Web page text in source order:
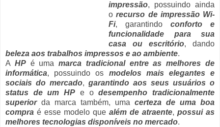
impressão, possuindo ainda
orecurso de impressão Wi-
Fi, garantindo conforto e
funcionalidade para sua
casa ou escritório, dando
beleza aos trabalhos impressos e ao ambiente.
A HPé umamarca tradicional entre as melhores de
informática, possuindo os modelos mais elegantes e
sociais do mercado, garantindo aos seus usuários o
status de um HP e odesempenho tradicionalmente
superiorda marca também, uma certeza de uma boa
compra é esse modelo que além de atraente, possui as
melhores tecnologias disponíveis no mercado.